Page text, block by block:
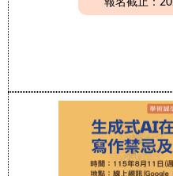
報名截止：